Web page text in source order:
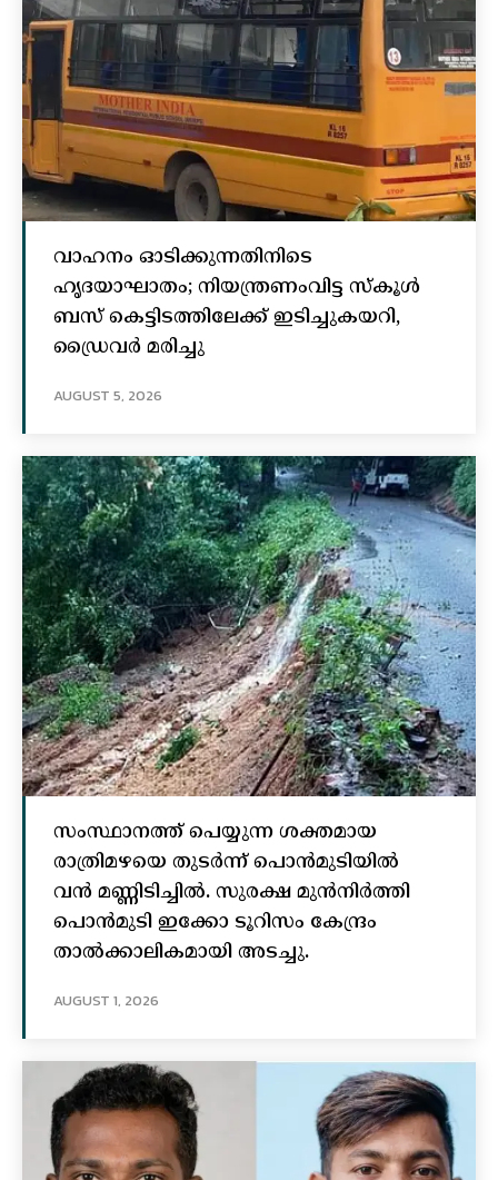
വാഹനം ഓടിക്കുന്നതിനിടെ
ഹൃദയാഘാതം; നിയന്ത്രണംവിട്ട സ്കൂൾ
ബസ് കെട്ടിടത്തിലേക്ക് ഇടിച്ചുകയറി,
ഡ്രൈവർ മരിച്ചു
AUGUST 5, 2026
സംസ്ഥാനത്ത് പെയ്യുന്ന ശക്തമായ
രാത്രിമഴയെ തുടർന്ന് പൊൻമുടിയില്‍
വൻ മണ്ണിടിച്ചില്‍. സുരക്ഷ മുൻനിർത്തി
പൊൻമുടി ഇക്കോ ടൂറിസം കേന്ദ്രം
താല്‍ക്കാലികമായി അടച്ചു.
AUGUST 1, 2026